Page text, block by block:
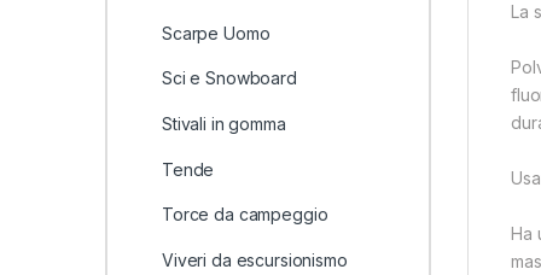
La
Ha
Scarpe Uomo
Sci e Snowboard
Stivali in gomma
Tende
Torce da campeggio
Viveri da escursionismo